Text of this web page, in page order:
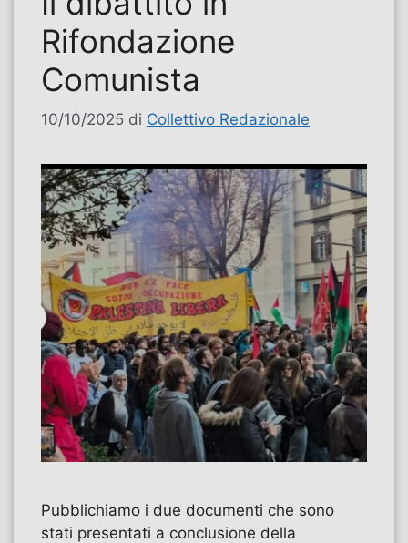
Rifondazione
Comunista
10/10/2025 di Collettivo Redazionale
Pubblichiamo i due documenti che sono
stati presentati a conclusione della